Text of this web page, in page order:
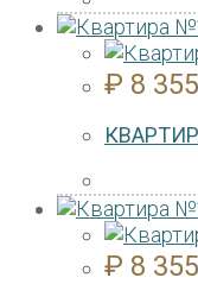
₽ 8
₽ 8